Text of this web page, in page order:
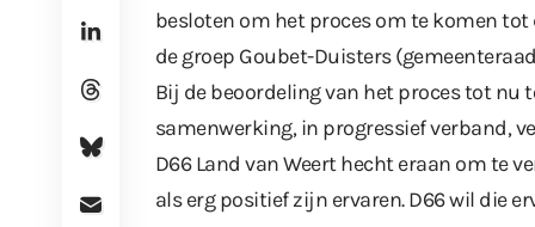
besloten om het proces om te komen
de groep Goubet-Duisters
Bij de beoordeling van het proces tot nu
samenwerking, in progressief verband,
D66 Land van Weert hecht eraan om te
als erg positief zijn ervaren. D66 wil die